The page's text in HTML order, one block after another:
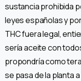
sustancia prohibida
leyes españolas y
THC fuera legal,
sería aceite con
propondría como
se pasa de la planta